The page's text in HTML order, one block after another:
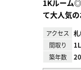
1Kルーム
て大人気
アクセス
間取り
築年数